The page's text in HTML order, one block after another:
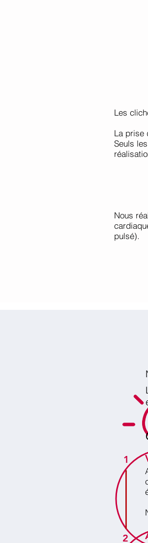
Les
La prise
Seuls
Nous
pulsé).
1
2